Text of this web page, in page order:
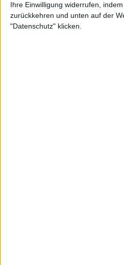
Ihre Einwilligung widerrufen,
zurückkehren und unten auf der
"Datenschutz" klicken.
Azarenka
scheitern,